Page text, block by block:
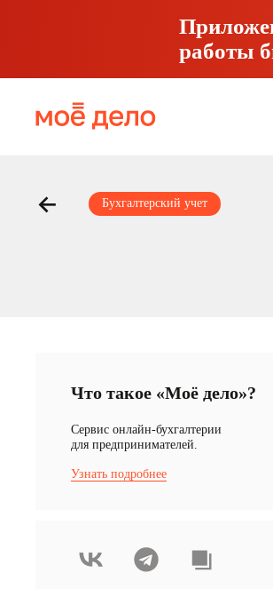
работы
Бухгалтерский учет
Что такое «Моё дело»?
Cервис онлайн-бухгалтерии
для предпринимателей.
Узнать подробнее